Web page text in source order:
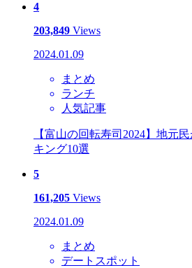
4
203,849 Views
2024.01.09
まとめ
ランチ
人気記事
【富山の回転寿司2024】地元
キング10選
5
161,205 Views
2024.01.09
まとめ
デートスポット